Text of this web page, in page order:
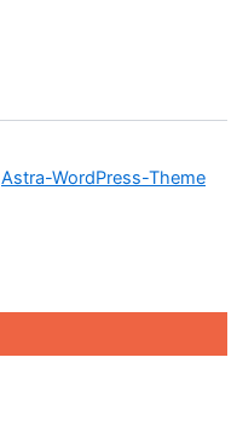
Astra-WordPress-Theme